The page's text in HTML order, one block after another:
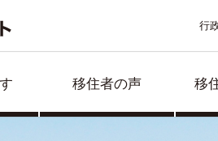
移住者の声 移
行